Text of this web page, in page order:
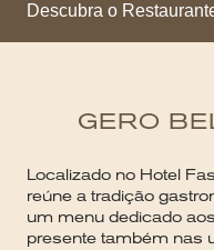
Descubra o
GERO
Localizado no Hotel
reúne a tradição
um menu dedicado
presente também nas